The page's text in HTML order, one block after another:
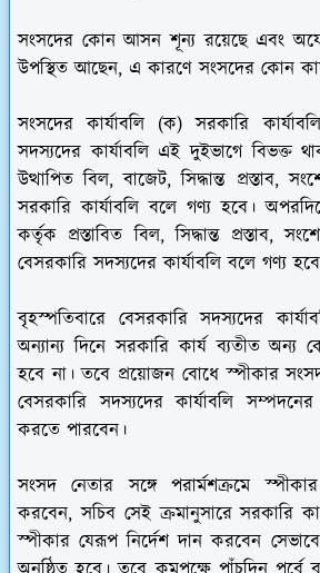
সংসদের কোন আসন শূন্য রয়েছে এবং
উপস্থিত আছেন, এ কারণে সংসদের কোন
সংসদের কার্যাবলি (ক) সরকারি
সদস্যদের কার্যাবলি এই দুইভাগে বিভক্ত
উত্থাপিত বিল, বাজেট, সিদ্ধান্ত প্রস্তাব,
সরকারি কার্যাবলি বলে গণ্য হবে।
কর্তৃক প্রস্তাবিত বিল, সিদ্ধান্ত প্রস্তাব,
বেসরকারি সদস্যদের কার্যাবলি বলে গণ্য
বৃহস্পতিবারে বেসরকারি সদস্যদের
অন্যান্য দিনে সরকারি কার্য ব্যতীত অন্য
হবে না। তবে প্রয়োজন বোধে স্পীকার
বেসরকারি সদস্যদের কার্যাবলি
করতে পারবেন।
সংসদ নেতার সঙ্গে পরার্মশক্রমে
করবেন, সচিব সেই ক্রমানুসারে সরকারি
স্পীকার যেরূপ নির্দেশ দান করবেন